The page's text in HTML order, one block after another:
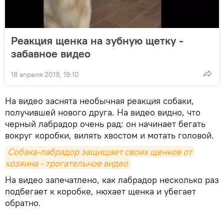
Реакция щенка на зубную щетку -
забавное видео
18 апреля 2019, 19:10
На видео заснята необычная реакция собаки,
получившей нового друга. На видео видно, что
черный лабрадор очень рад: он начинает бегать
вокруг коробки, вилять хвостом и мотать головой.
Собака-лабрадор защищает своих щенков от
хозяина - трогательное видео
На видео запечатлено, как лабрадор несколько раз
подбегает к коробке, нюхает щенка и убегает
обратно.